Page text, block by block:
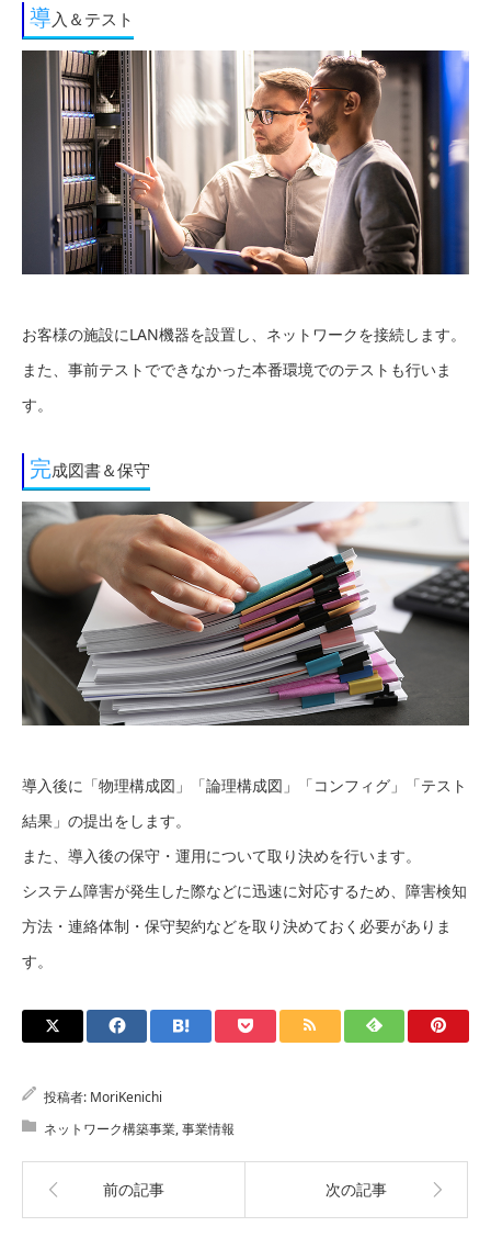
導入＆テスト
お客様の施設にLAN機器を設置し、ネットワークを接続します。
また、事前テストでできなかった本番環境でのテストも行いま
す。
完成図書＆保守
導入後に「物理構成図」「論理構成図」「コンフィグ」「テスト
結果」の提出をします。
また、導入後の保守・運用について取り決めを行います。
システム障害が発生した際などに迅速に対応するため、障害検知
方法・連絡体制・保守契約などを取り決めておく必要がありま
す。
投稿者: MoriKenichi
ネットワーク構築事業,事業情報
前の記事 次の記事